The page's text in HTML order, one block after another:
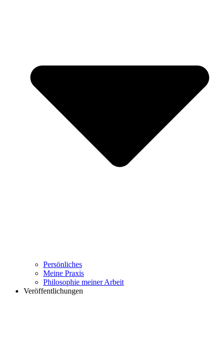
Persönliches
Meine Praxis
Philosophie meiner Arbeit
Veröffentlichungen